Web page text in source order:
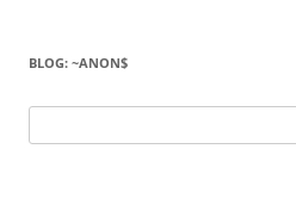
BLOG: ~ANON$
for: